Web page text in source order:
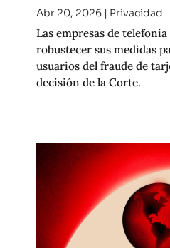
Abr 20, 2026| Privacidad
Las empresas de
robustecer sus medidas
usuarios del fraude de
decisión de la Corte.